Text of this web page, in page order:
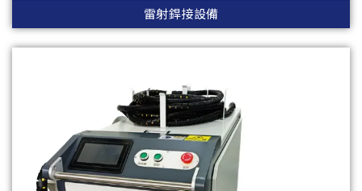
雷射銲接設備